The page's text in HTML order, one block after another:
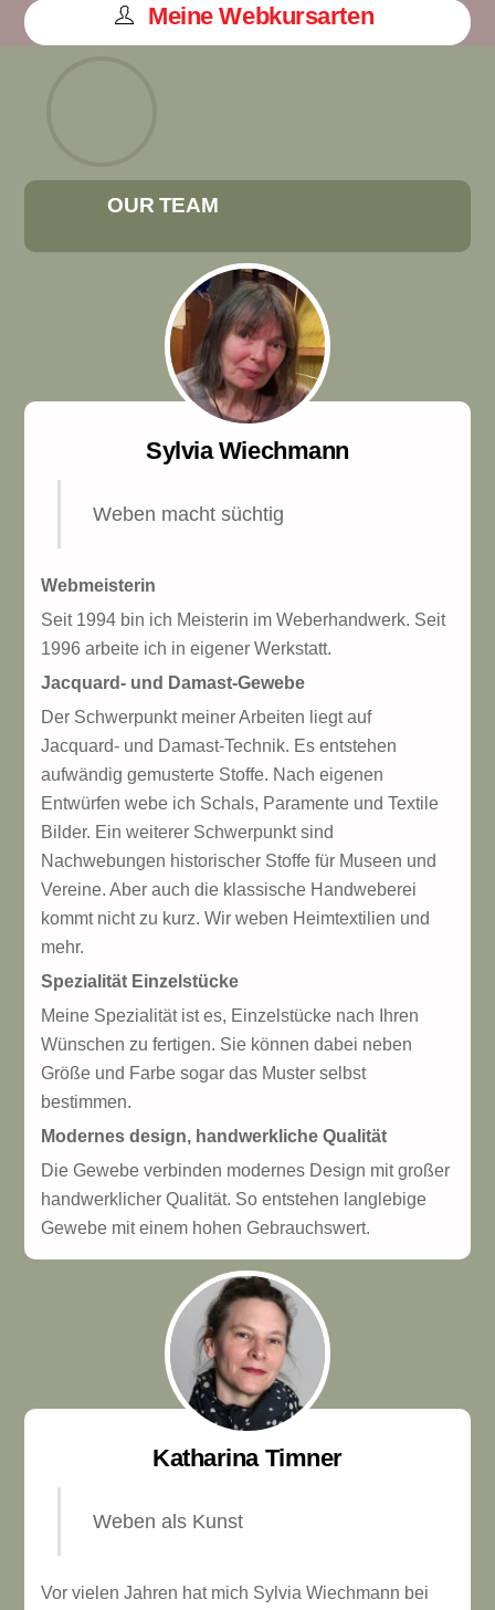
Meine Webkursarten
OUR TEAM
Sylvia Wiechmann
Weben macht süchtig
Webmeisterin
Seit 1994 bin ich Meisterin im Weberhandwerk. Seit
1996 arbeite ich in eigener Werkstatt.
Jacquard- und Damast-Gewebe
Der Schwerpunkt meiner Arbeiten liegt auf
Jacquard- und Damast-Technik. Es entstehen
aufwändig gemusterte Stoffe. Nach eigenen
Entwürfen webe ich Schals, Paramente und Textile
Bilder. Ein weiterer Schwerpunkt sind
Nachwebungen historischer Stoffe für Museen und
Vereine. Aber auch die klassische Handweberei
kommt nicht zu kurz. Wir weben Heimtextilien und
mehr.
Spezialität Einzelstücke
Meine Spezialität ist es, Einzelstücke nach Ihren
Wünschen zu fertigen. Sie können dabei neben
Größe und Farbe sogar das Muster selbst
bestimmen.
Modernes design, handwerkliche Qualität
Die Gewebe verbinden modernes Design mit großer
handwerklicher Qualität. So entstehen langlebige
Gewebe mit einem hohen Gebrauchswert.
Katharina Timner
Weben als Kunst
Vor vielen Jahren hat mich Sylvia Wiechmann bei